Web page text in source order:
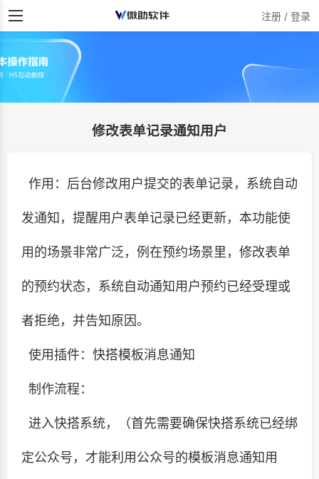
注册 / 登录
修改表单记录通知用户
作用：后台修改用户提交的表单记录，系统自动
发通知，提醒用户表单记录已经更新，本功能使
用的场景非常广泛，例在预约场景里，修改表单
的预约状态，系统自动通知用户预约已经受理或
者拒绝，并告知原因。
使用插件：快搭模板消息通知
制作流程：
进入快搭系统，（首先需要确保快搭系统已经绑
定公众号，才能利用公众号的模板消息通知用